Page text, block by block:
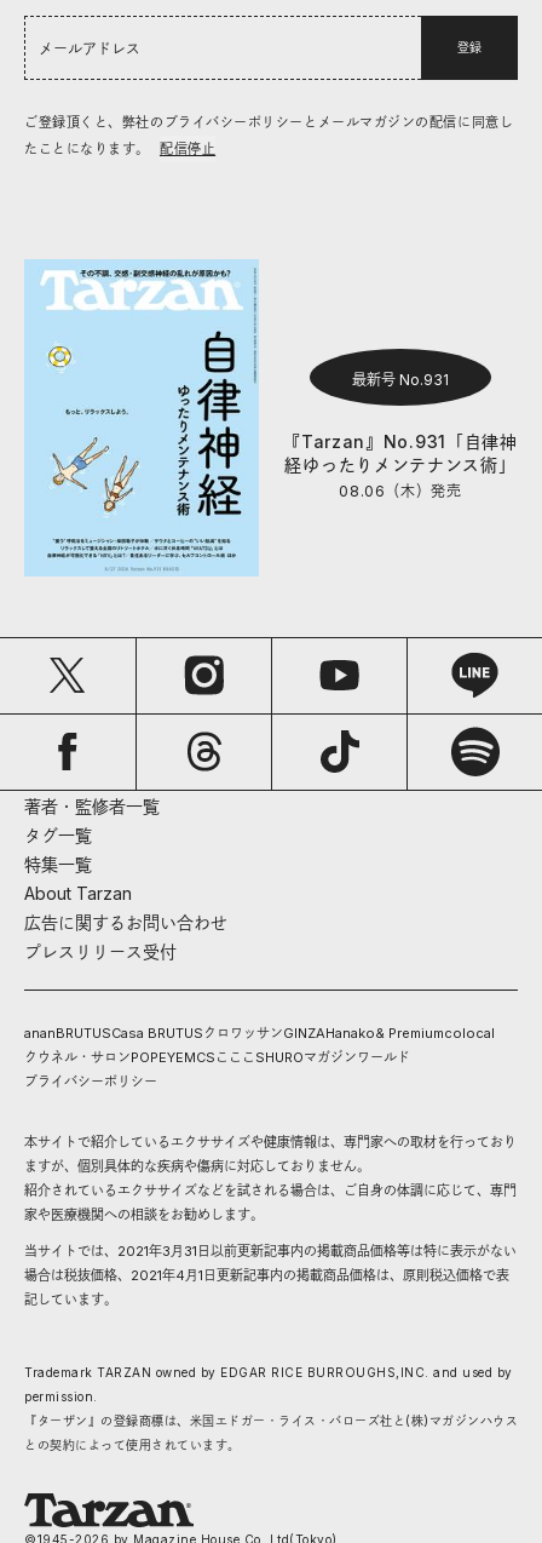
登録
ご登録頂くと、弊社のプライバシーポリシーとメールマガジンの配信に同意し
たことになります。
配信停止
最新号 No.931
『Tarzan』No.931「自律神
経ゆったりメンテナンス術」
08.06（木）発売
著者・監修者一覧
タグ一覧
特集一覧
About Tarzan
広告に関するお問い合わせ
プレスリリース受付
ananBRUTUSCasa BRUTUS クロワッサンGINZAHanako& Premiumcolocal
クウネル・サロンPOPEYEMCS こここ SHUROマガジンワールド
プライバシーポリシー
本サイトで紹介しているエクササイズや健康情報は、専門家への取材を行っており
ますが、個別具体的な疾病や傷病に対応しておりません。
紹介されているエクササイズなどを試される場合は、ご自身の体調に応じて、専門
家や医療機関への相談をお勧めします。
当サイトでは、2021年3月31日以前更新記事内の掲載商品価格等は特に表示がない
場合は税抜価格、2021年4月1日更新記事内の掲載商品価格は、原則税込価格で表
記しています。
Trademark TARZAN owned by EDGAR RICE BURROUGHS,INC. and used by
permission.
『ターザン』の登録商標は、米国エドガー・ライス・バローズ社と(株)マガジンハウス
との契約によって使用されています。
©1945-2026 by Magazine House Co.,Ltd(Tokyo)